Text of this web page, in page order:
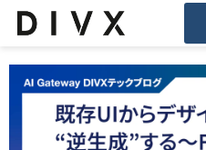
プロダクト